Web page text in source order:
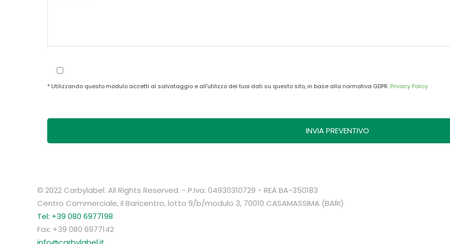
* Utilizzando questo modulo accetti al salvataggio e all'utilizzo dei tuoi dati su questo sito, in base alla normativa GDPR. Privacy Policy
© 2022 Carbylabel. All Rights Reserved. - P.Iva: 04930310729 - REA BA-350183
Centro Commerciale, Il Baricentro, lotto 9/b/modulo 3, 70010 CASAMASSIMA (BARI)
Tel: +39 080 6977198
Fax: +39 080 6977142